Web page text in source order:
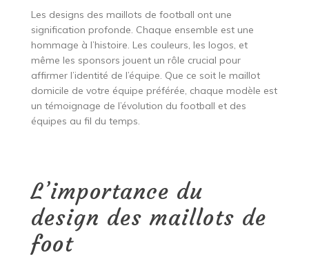
Les designs des maillots de football ont une
signification profonde. Chaque ensemble est une
hommage à l’histoire. Les couleurs, les logos, et
même les sponsors jouent un rôle crucial pour
affirmer l’identité de l’équipe. Que ce soit le maillot
domicile de votre équipe préférée, chaque modèle est
un témoignage de l’évolution du football et des
équipes au fil du temps.
L’importance du
design des maillots de
foot